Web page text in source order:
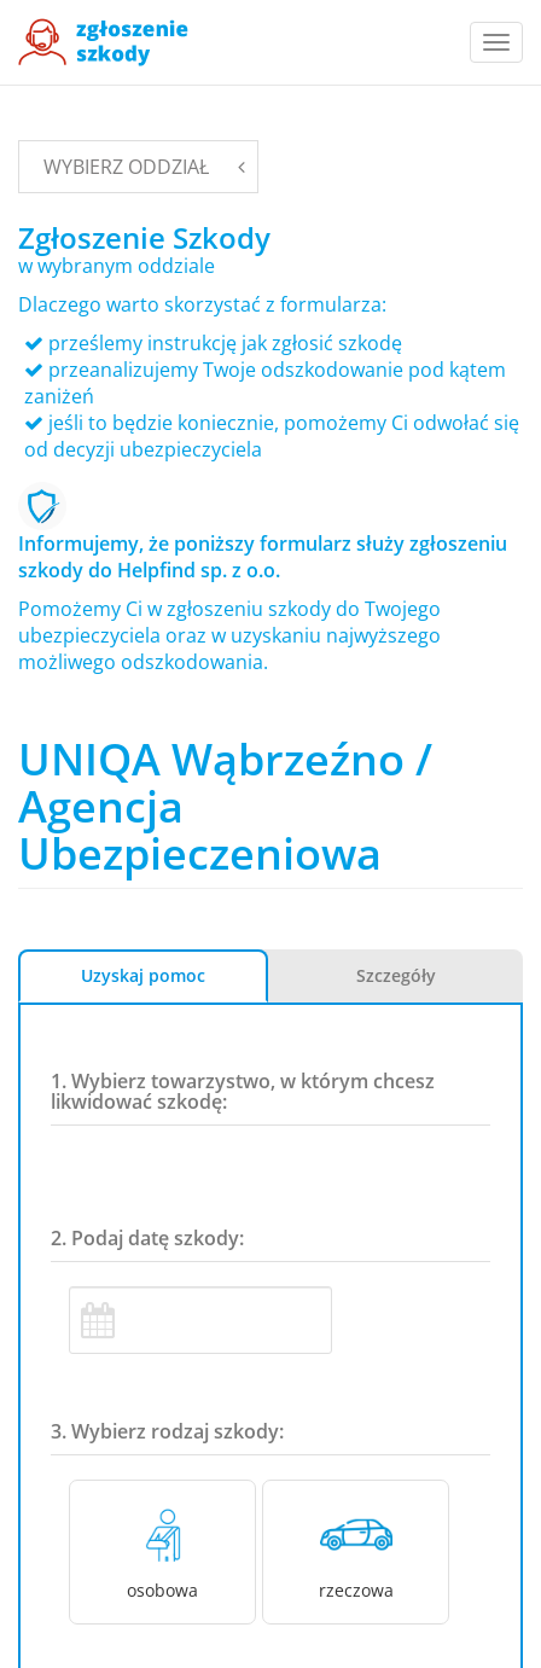
WYBIERZ ODDZIAŁ
Zgłoszenie Szkody
w wybranym oddziale
Dlaczego warto skorzystać z formularza:
prześlemy instrukcję jak zgłosić szkodę
przeanalizujemy Twoje odszkodowanie pod kątem
zaniżeń
jeśli to będzie koniecznie, pomożemy Ci odwołać się
od decyzji ubezpieczyciela
Informujemy, że poniższy formularz służy zgłoszeniu
szkody do Helpfind sp. z o.o.
Pomożemy Ci w zgłoszeniu szkody do Twojego
ubezpieczyciela oraz w uzyskaniu najwyższego
możliwego odszkodowania.
UNIQA Wąbrzeźno /
Agencja
Ubezpieczeniowa
Uzyskaj pomoc Szczegóły
1. Wybierz towarzystwo, w którym chcesz
likwidować szkodę:
2. Podaj datę szkody:
3. Wybierz rodzaj szkody:
osobowa rzeczowa